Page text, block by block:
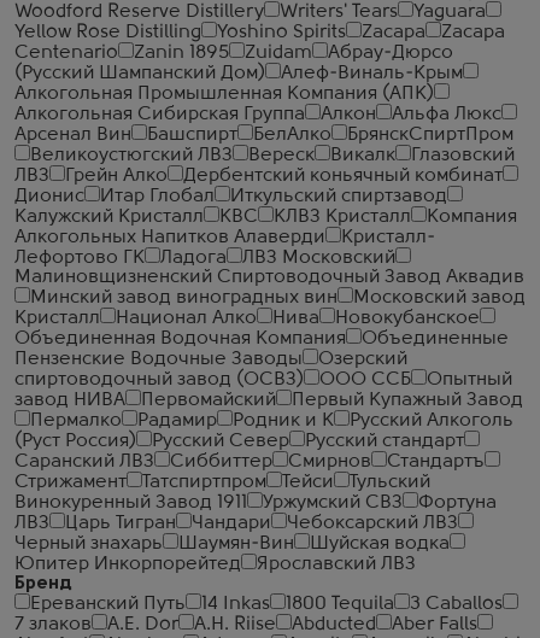
Woodford Reserve Distillery
Writers' Tears
Yaguara
Yellow Rose Distilling
Yoshino Spirits Zacapa
Zacapa
Centenario
Zanin 1895 Zuidam
Абрау-Дюрсо
(Русский Шампанский Дом)
Алеф-Виналь-Крым
Алкогольная Промышленная Компания (АПК)
Алкогольная Сибирская Группа
Алкон
Альфа Люкс
Арсенал Вин
Башспирт БелАлко
БрянскСпиртПром
Великоустюгский ЛВЗ
Вереск Викалк
Глазовский
ЛВЗ
Грейн Алко
Дербентский коньячный комбинат
Дионис
Итар Глобал
Иткульский спиртзавод
Калужский Кристалл
КВС КЛВЗ Кристалл
Компания
Алкогольных Напитков Алаверди
Кристалл-
Лефортово ГК
Ладога
ЛВЗ Московский
Малиновщизненский Спиртоводочный Завод Аквадив
Минский завод виноградных вин
Московский завод
Кристалл
Национал Алко Нива
Новокубанское
Объединенная Водочная Компания
Объединенные
Пензенские Водочные Заводы
Озерский
спиртоводочный завод (ОСВЗ)
ООО ССБ
Опытный
завод НИВА
Первомайский
Первый Купажный Завод
Пермалко
Радамир Родник и К
Русский Алкоголь
(Руст Россия)
Русский Север
Русский стандарт
Саранский ЛВЗ
Сиббиттер Смирнов
Стандартъ
Стрижамент
Татспиртпром Тейси
Тульский
Винокуренный Завод 1911
Уржумский СВЗ
Фортуна
ЛВЗ
Царь Тигран Чандари
Чебоксарский ЛВЗ
Черный знахарь
Шаумян-Вин
Шуйская водка
Юпитер Инкорпорейтед
Ярославский ЛВЗ
Бренд
Ереванский Путь
14 Inkas 1800 Tequila
3 Caballos
7 злаков
A.E. Dor A.H. Riise Abducted
Aber Falls